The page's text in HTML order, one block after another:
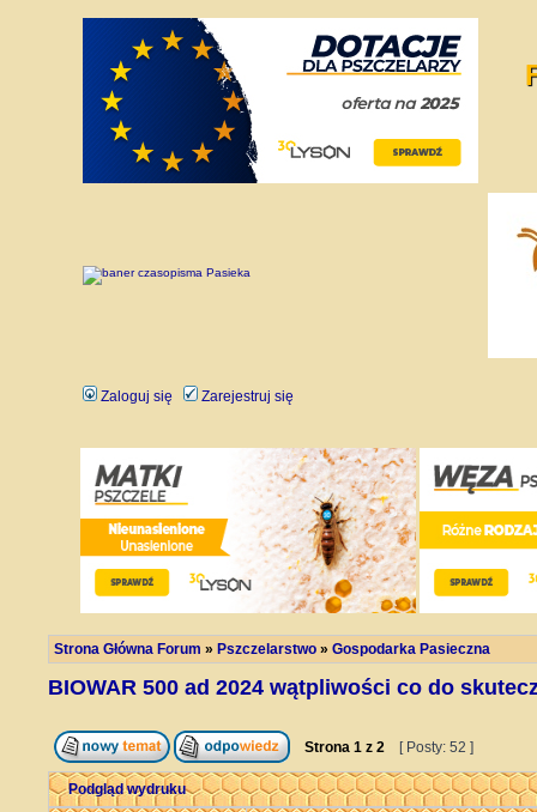
Zaloguj się Zarejestruj się
Strona Główna Forum » Pszczelarstwo » Gospodarka Pasieczna
BIOWAR 500 ad 2024 wątpliwości co do
Strona 1 z 2 [ Posty: 52 ]
Podgląd wydruku